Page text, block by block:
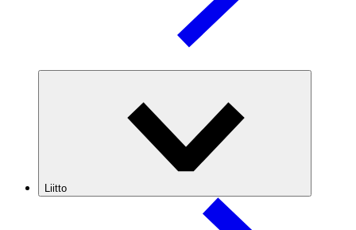
Liitto